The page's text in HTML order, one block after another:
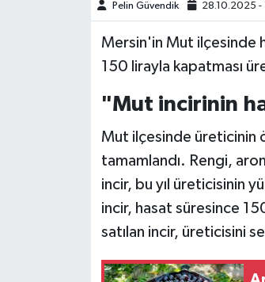
Pelin Güvendik 28.10.2025 -
Mersin'in Mut ilçesinde
150 lirayla kapatması
"Mut incirinin
Mut ilçesinde üreticinin
tamamlandı. Rengi,
incir, bu yıl üreticisinin
incir, hasat süresince
satılan incir, üreticisini
Kim kimdir?
Teknoloji
Televizyon